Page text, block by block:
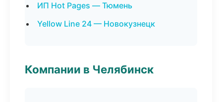
ИП Hot Pages — Тюмень
Yellow Line 24 — Новокузнецк
Компании в Челябинск